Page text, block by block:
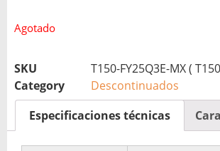
Agotado
SKU
T150-FY25Q3E-MX (
Category
Descontinuados
Especificaciones técnicas